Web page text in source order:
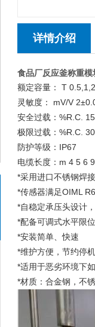
详情介绍
食品厂反应釜称重模
额定容量： T
灵敏度： mV/V
安全过载：%R.C.
极限过载：%R.C.
防护等级：IP67
电缆长度：m 4 5 6
*采用进口不锈钢焊
*传感器满足OIML
*自稳定承压头设计
*配备可调式水平限
*安装简单、快速
*维护方便，节约停
*适用于恶劣环境下
*材质：合金钢，不